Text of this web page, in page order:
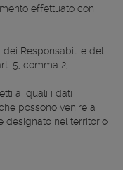
effettuato con
Responsabili e del
5, comma 2;
ai quali i dati
possono venire a
designato nel territorio